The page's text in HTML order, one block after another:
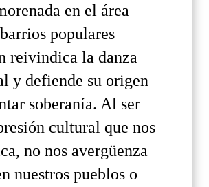
en el área
populares
reivindica la danza
y defiende su origen
soberanía. Al ser
cultural que nos
no nos avergüenza
nuestros pueblos o